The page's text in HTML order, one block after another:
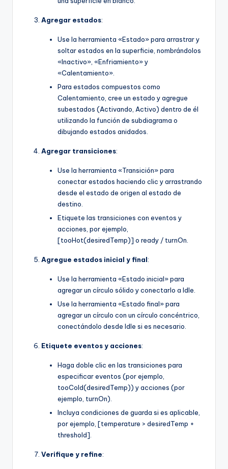
Agregar estados:
Use la herramienta «Estado» para arrastrar y
soltar estados en la superficie, nombrándolos
«Inactivo», «Enfriamiento» y
«Calentamiento».
Para estados compuestos como
Calentamiento, cree un estado y agregue
subestados (Activando, Activo) dentro de él
utilizando la función de subdiagrama o
dibujando estados anidados.
Agregar transiciones:
Use la herramienta «Transición» para
conectar estados haciendo clic y arrastrando
desde el estado de origen al estado de
destino.
Etiquete las transiciones con eventos y
acciones, por ejemplo,
[tooHot(desiredTemp)] o ready / turnOn.
Agregue estados inicial y final:
Use la herramienta «Estado inicial» para
agregar un círculo sólido y conectarlo a Idle.
Use la herramienta «Estado final» para
agregar un círculo con un círculo concéntrico,
conectándolo desde Idle si es necesario.
Etiquete eventos y acciones:
Haga doble clic en las transiciones para
especificar eventos (por ejemplo,
tooCold(desiredTemp)) y acciones (por
ejemplo, turnOn).
Incluya condiciones de guarda si es aplicable,
por ejemplo, [temperature > desiredTemp +
threshold].
Verifique y refine: